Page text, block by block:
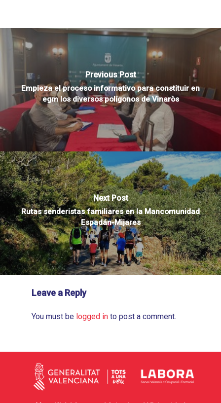
Previous Post
Empieza el proceso informativo para constituir en
egm los diversos polígonos de Vinaròs
Next Post
Rutas senderistas familiares en la Mancomunidad
Espadán-Mijares
Leave a Reply
You must be logged in to post a comment.